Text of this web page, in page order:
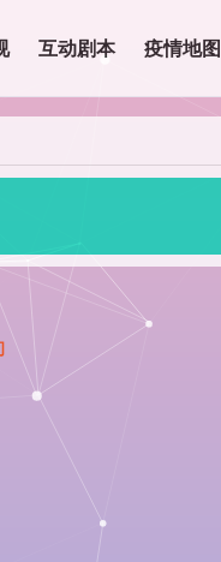
互动剧本 疫情地图